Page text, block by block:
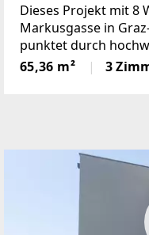
Dieses Projekt mit 8
Markusgasse in
punktet durch
Grundrisse der
rund 63 und 127
65,36 m² 3